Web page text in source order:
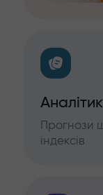
Прогнози
індексів